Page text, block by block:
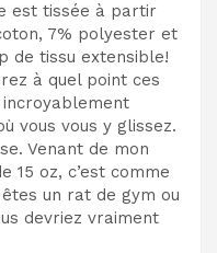
est tissée à partir
7% polyester et
de tissu extensible!
à quel point ces
vous vous y glissez.
Venant de mon
15 oz, c’est comme
un rat de gym ou
devriez vraiment